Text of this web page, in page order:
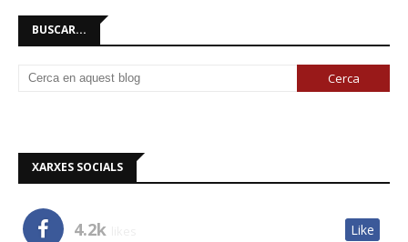
BUSCAR...
XARXES SOCIALS
4.2k Like